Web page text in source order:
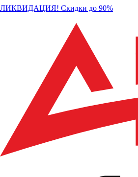
ЛИКВИДАЦИЯ! Скидки до 90%